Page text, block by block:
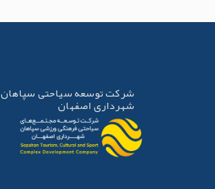
شرکت توسعه سیاحتی سپاهان
شهرداری اصفهان